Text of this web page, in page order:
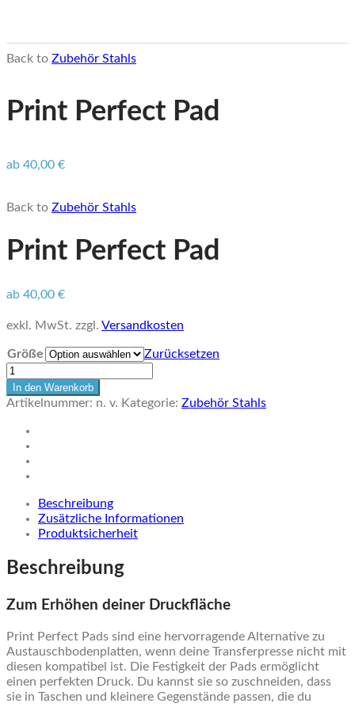
Back to Zubehör Stahls
Print Perfect Pad
ab 40,00 €
Back to Zubehör Stahls
Print Perfect Pad
ab 40,00 €
exkl. MwSt. zzgl. Versandkosten
Größe
Zurücksetzen
Print
Perfect
Pad
In den Warenkorb
Artikelnummer: n. v. Kategorie: Zubehör Stahls
Beschreibung
Zusätzliche Informationen
Produktsicherheit
Beschreibung
Zum Erhöhen deiner Druckfläche
Print Perfect Pads sind eine hervorragende Alternative zu
Austauschbodenplatten, wenn deine Transferpresse nicht mit
diesen kompatibel ist. Die Festigkeit der Pads ermöglicht
einen perfekten Druck. Du kannst sie so zuschneiden, dass
sie in Taschen und kleinere Gegenstände passen, die du